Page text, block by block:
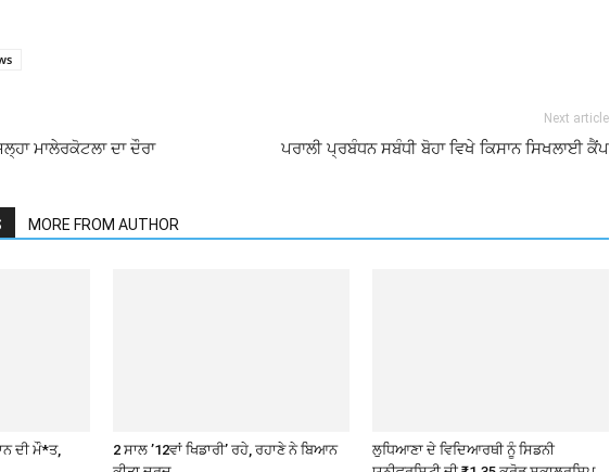
ਮਾਲੇਰਕੋਟਲਾ ਦਾ ਦੌਰਾ
Next article
ਪਰਾਲੀ ਪ੍ਰਬੰਧਨ ਸਬੰਧੀ ਬੋਹਾ ਵਿਖੇ ਕਿਸਾਨ ਸਿਖਲਾਈ ਕੈਂਪ
MORE FROM AUTHOR
ਦੀ ਮੌ*ਤ,
2 ਸਾਲ ’12ਵਾਂ ਖਿਡਾਰੀ’ ਰਹੇ, ਰਹਾਣੇ ਨੇ ਬਿਆਨ
ਲੁਧਿਆਣਾ ਦੇ ਵਿਦਿਆਰਥੀ ਨੂੰ ਸਿਡਨੀ